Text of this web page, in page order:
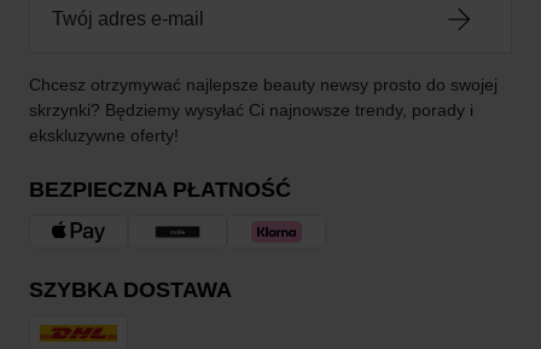
Chcesz otrzymywać najlepsze beauty newsy prosto do swojej
skrzynki? Będziemy wysyłać Ci najnowsze trendy, porady i
ekskluzywne oferty!
BEZPIECZNA PŁATNOŚĆ
SZYBKA DOSTAWA